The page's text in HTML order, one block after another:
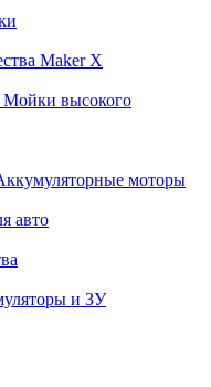
Maker X
Мойки высокого
моторы
авто
и ЗУ